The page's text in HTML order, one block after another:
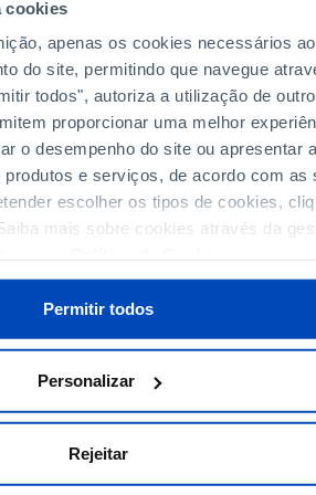
cookies
apenas os cookies necessários ao
do site, permitindo que navegue
todos", autoriza a utilização de
proporcionar uma melhor
o desempenho do site ou apresentar
produtos e serviços, de acordo com as
escolher os tipos de cookies,
mais sobre cookies através da
Permitir todos
Personalizar
Rejeitar
3.8
2.7
2.8
2.5
2.5
2.2
1.9
1.9
1.6
OF THE FUNDAÇÃO FRANCISCO MANUEL DOS
FUNDAÇÃO NEWSLETTER